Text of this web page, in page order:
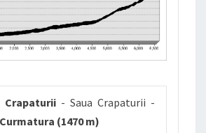
Crapaturii - Saua Crapaturii -
(1470 m)